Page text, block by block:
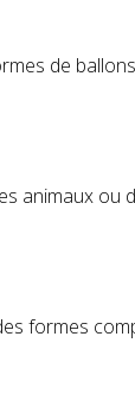
de
animaux ou
formes